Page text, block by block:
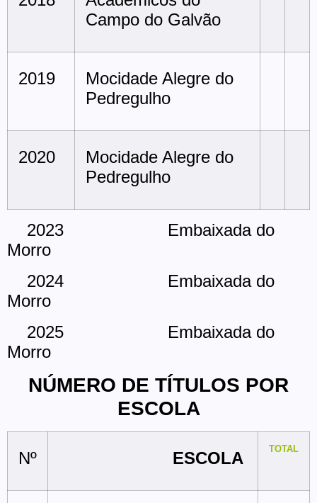
Campo do Galvão
2019
Mocidade Alegre do
Pedregulho
2020
Mocidade Alegre do
Pedregulho
2023 Embaixada do
Morro
2024 Embaixada do
Morro
2025 Embaixada do
Morro
NÚMERO DE TÍTULOS POR
ESCOLA
Nº ESCOLA TOTAL